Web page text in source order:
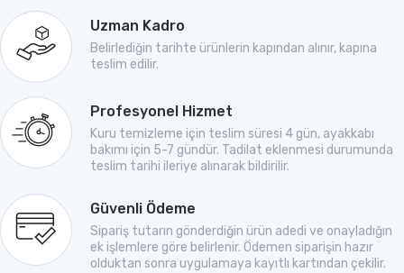
Uzman Kadro
Belirlediğin tarihte ürünlerin kapından alınır, kapına
teslim edilir.
Profesyonel Hizmet
Kuru temizleme için teslim süresi 4 gün, ayakkabı
bakımı için 5-7 gündür. Tadilat eklenmesi durumunda
teslim tarihi ileriye alınarak bildirilir.
Güvenli Ödeme
Sipariş tutarın gönderdiğin ürün adedi ve onayladığın
ek işlemlere göre belirlenir. Ödemen siparişin hazır
olduktan sonra uygulamaya kayıtlı kartından çekilir.